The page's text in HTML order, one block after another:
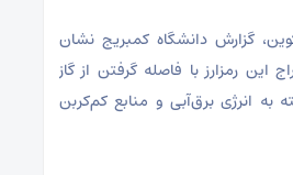
گزارش دانشگاه کمبریج نشان
رمزارز با فاصله گرفتن از گاز
به انرژی برق‌آبی و منابع کم‌کربن